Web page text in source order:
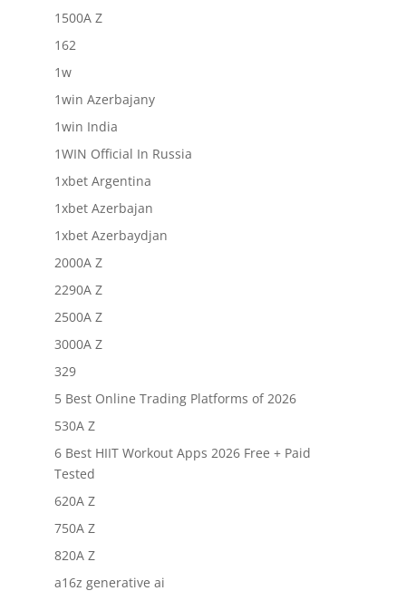
1500A Z
162
1w
1win Azerbajany
1win India
1WIN Official In Russia
1xbet Argentina
1xbet Azerbajan
1xbet Azerbaydjan
2000A Z
2290A Z
2500A Z
3000A Z
329
5 Best Online Trading Platforms of 2026
530A Z
6 Best HIIT Workout Apps 2026 Free + Paid
Tested
620A Z
750A Z
820A Z
a16z generative ai